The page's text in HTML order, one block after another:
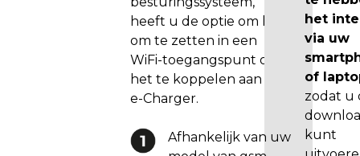
heeft u de optie om het
om te zetten in een
WiFi-toegangspunt om
het te koppelen aan uw
e-Charger.
Afhankelijk van uw
U
m
o
het
via uw
of
zodat u
kunt